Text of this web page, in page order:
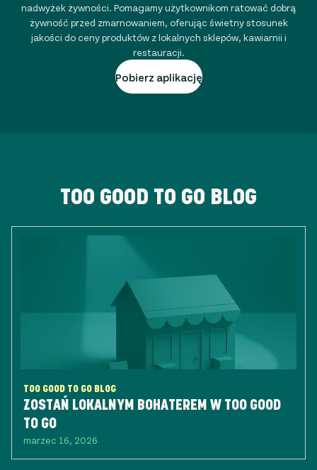
nadwyżek żywności. Pomagamy użytkownikom ratować dobrą
żywność przed zmarnowaniem, oferując świetny stosunek
jakości do ceny produktów z lokalnych sklepów, kawiarnii i
restauracji.
Pobierz aplikację
TOO GOOD TO GO BLOG
TOO GOOD TO GO BLOG
ZOSTAŃ LOKALNYM BOHATEREM W TOO GOOD
TO GO
marzec 16, 2026